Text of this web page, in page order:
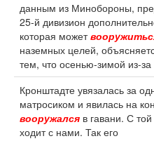
данным из Минобороны,
25-й дивизион
которая может
наземных целей,
тем, что осенью-зимой из-за
Кронштадте увязалась за
матросиком и явилась на
вооружался в гавани. С
ходит с нами. Так его